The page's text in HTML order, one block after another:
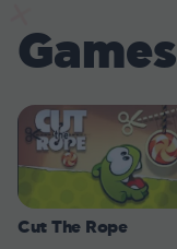
Games
Cut The Rope